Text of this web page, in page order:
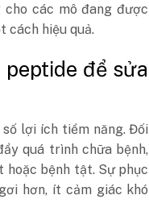
các mô đang được
cách hiệu quả.
để sửa
lợi ích tiềm năng. Đối
quá trình chữa bệnh,
hoặc bệnh tật. Sự phục
hơn, ít cảm giác khó